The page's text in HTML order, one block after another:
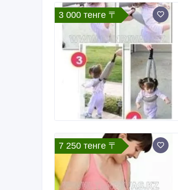
3 000 тенге 〒
7 250 тенге 〒